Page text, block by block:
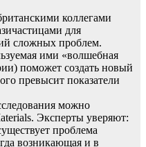
коллегами
для
сложных проблем.
ими «волшебная
поможет создать новый
превысит показатели
можно
Эксперты уверяют:
проблема
возникающая и в